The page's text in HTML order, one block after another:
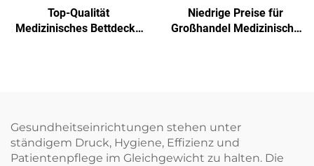
Top-Qualität
Medizinisches Bettdecke
Niedrige Preise für
Großhandel Medizinische
Gesundheitseinrichtungen stehen unter
ständigem Druck, Hygiene, Effizienz und
Patientenpflege im Gleichgewicht zu halten. Die